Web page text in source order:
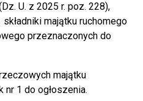
U. z 2025 r. poz. 228),
majątku ruchomego
przeznaczonych do
majątku
nr 1 do ogłoszenia.